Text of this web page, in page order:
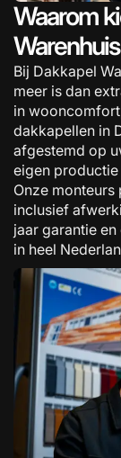
Waarom
Bij Dakkapel
meer is dan
in
dakkapellen in
afgestemd op
eigen
Onze monteurs
inclusief
jaar garantie
in heel